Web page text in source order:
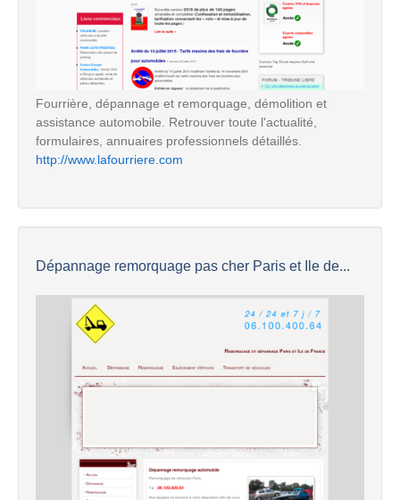
Fourrière, dépannage et remorquage, démolition et
assistance automobile. Retrouver toute l'actualité,
formulaires, annuaires professionnels détaillés.
http://www.lafourriere.com
Dépannage remorquage pas cher Paris et Ile de...